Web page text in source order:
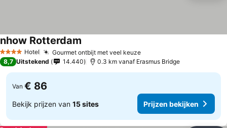
4 SterrenHotel Gourmet ontbijt met veel keuze
nhow Rotterdam
8,7 Uitstekend 14.440 0.3 km vanaf Erasmus Bridge
Van € 86
Bekijk prijzen van 15 sites Prijzen bekijken